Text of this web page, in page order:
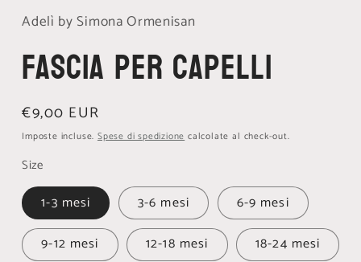
1
in
modale
Adelì by Simona Ormenisan
Fascia per capelli
Prezzo
di
listino
€9,00 EUR
Imposte incluse. Spese di spedizionecalcolate al check-out.
Size
1-3 mesi 3-6 mesi
6-9 mesi
9-12 mesi
12-18 mesi
18-24 mesi